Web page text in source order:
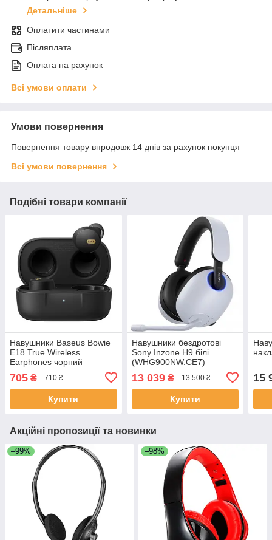
Детальніше
Оплатити частинами
Післяплата
Оплата на рахунок
Всі умови оплати
Умови повернення
Повернення товару впродовж 14 днів за рахунок покупця
Всі умови повернення
Подібні товари компанії
Навушники Baseus Bowie
E18 True Wireless
Earphones чорний
705 ₴ 710 ₴
Купити
Навушники бездротові
Sony Inzone H9 білі
(WHG900NW.CE7)
13 039₴ 13 500 ₴
Купити
15
Акційні пропозиції та новинки
–99% –98%